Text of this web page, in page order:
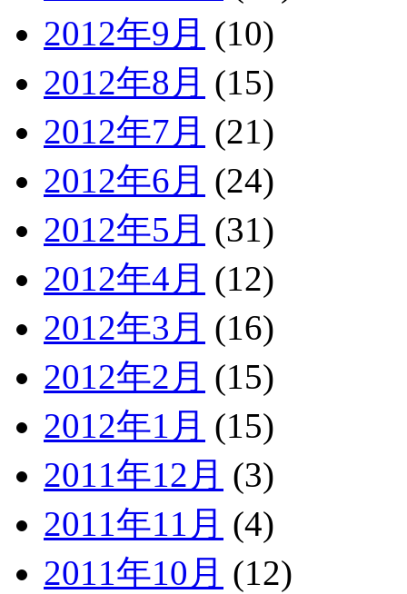
2012年9月 (10)
2012年8月 (15)
2012年7月 (21)
2012年6月 (24)
2012年5月 (31)
2012年4月 (12)
2012年3月 (16)
2012年2月 (15)
2012年1月 (15)
2011年12月 (3)
2011年11月 (4)
2011年10月 (12)